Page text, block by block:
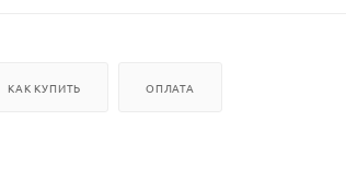
КАК КУПИТЬ ОПЛАТА